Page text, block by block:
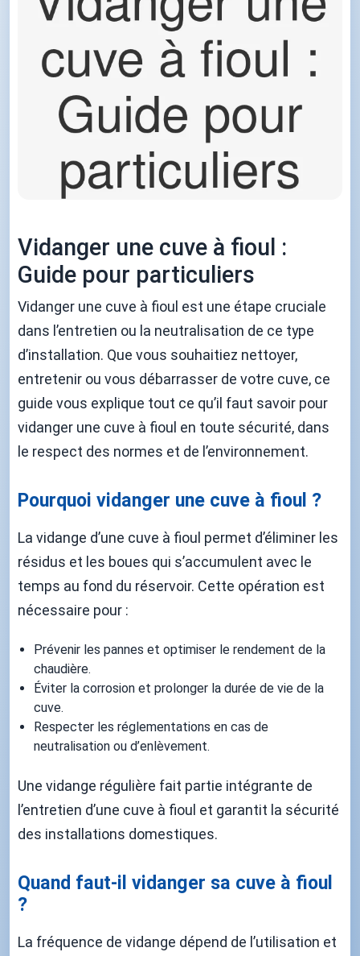
Vidanger une cuve à fioul :
Guide pour particuliers
Vidanger une cuve à fioul est une étape cruciale
dans l’entretien ou la neutralisation de ce type
d’installation. Que vous souhaitiez nettoyer,
entretenir ou vous débarrasser de votre cuve, ce
guide vous explique tout ce qu’il faut savoir pour
vidanger une cuve à fioul en toute sécurité, dans
le respect des normes et de l’environnement.
Pourquoi vidanger une cuve à fioul ?
La vidange d’une cuve à fioul permet d’éliminer les
résidus et les boues qui s’accumulent avec le
temps au fond du réservoir. Cette opération est
nécessaire pour :
Prévenir les pannes et optimiser le rendement de la
chaudière.
Éviter la corrosion et prolonger la durée de vie de la
cuve.
Respecter les réglementations en cas de
neutralisation ou d’enlèvement.
Une vidange régulière fait partie intégrante de
l’entretien d’une cuve à fioul et garantit la sécurité
des installations domestiques.
Quand faut-il vidanger sa cuve à fioul
?
La fréquence de vidange dépend de l’utilisation et